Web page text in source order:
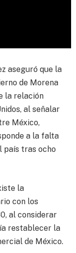
aseguró que la
de Morena
la relación
al señalar
México,
a la falta
país tras ocho
la
con los
al considerar
restablecer la
de México.